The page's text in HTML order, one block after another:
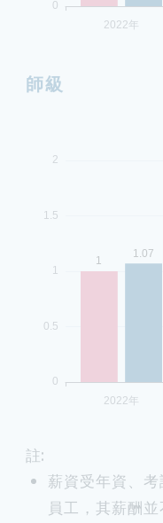
師級
註:
薪資受年資、
員工，其薪酬並